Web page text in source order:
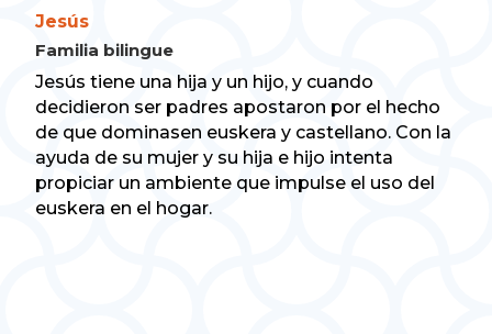
Jesús
Familia bilingue
Jesús tiene una hija y un hijo, y cuando
decidieron ser padres apostaron por el hecho
de que dominasen euskera y castellano. Con la
ayuda de su mujer y su hija e hijo intenta
propiciar un ambiente que impulse el uso del
euskera en el hogar.